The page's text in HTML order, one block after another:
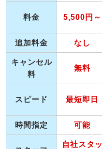
料金 5,500円～
追加料金 なし
キャンセル
料
無料
スピード 最短即日
時間指定 可能
自社スタッ